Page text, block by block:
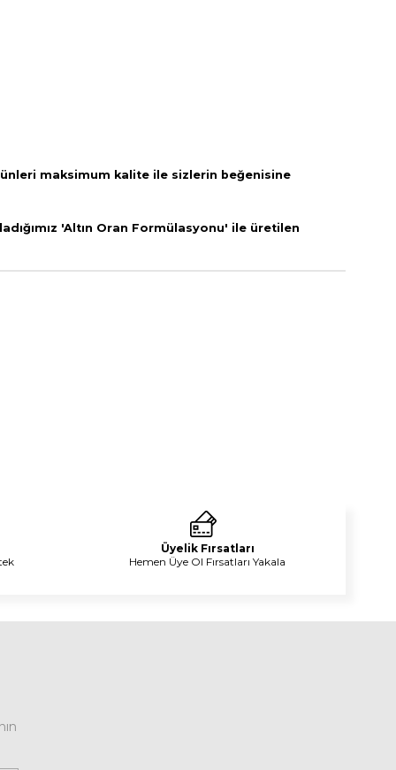
maksimum kalite ile sizlerin beğenisine
'Altın Oran Formülasyonu' ile üretilen
Üyelik Fırsatları
Hemen Üye Ol Fırsatları Yakala